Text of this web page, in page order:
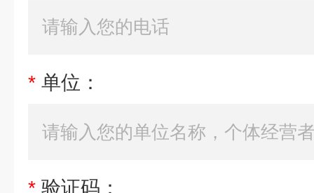
* 单位：
* 验证码：